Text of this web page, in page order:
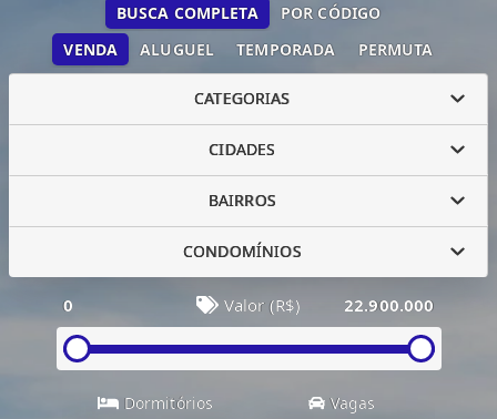
VENDA ALUGUEL TEMPORADA PERMUTA
BUSCA COMPLETA POR CÓDIGO
CATEGORIAS
CIDADES
BAIRROS
CONDOMÍNIOS
0 Valor (R$) 22.900.000
Dormitórios Vagas